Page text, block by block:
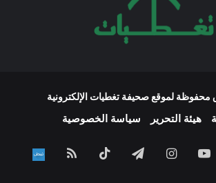
محفوظة لموقع صحيفة تغطيات الإلكترونية
هيئة التحرير سياسة الخصوصية
‫YouTubeانستقرامتيلقرام ‫TikTokملخص